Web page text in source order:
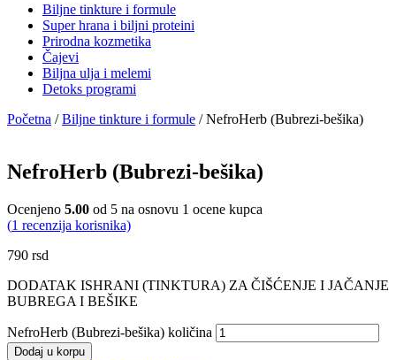
Biljne tinkture i formule
Super hrana i biljni proteini
Prirodna kozmetika
Čajevi
Biljna ulja i melemi
Detoks programi
Početna /Biljne tinkture i formule / NefroHerb (Bubrezi-bešika)
NefroHerb (Bubrezi-bešika)
Ocenjeno 5.00 od 5 na osnovu 1 ocene kupca
(1 recenzija korisnika)
790 rsd
DODATAK ISHRANI (TINKTURA) ZA ČIŠĆENJE I JAČANJE
BUBREGA I BEŠIKE
NefroHerb (Bubrezi-bešika) količina
Dodaj u korpu